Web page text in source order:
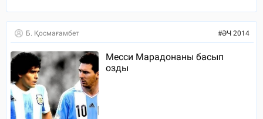
Б. Қосмағамбет #ӘЧ 2014
Месси Марадонаны басып
озды